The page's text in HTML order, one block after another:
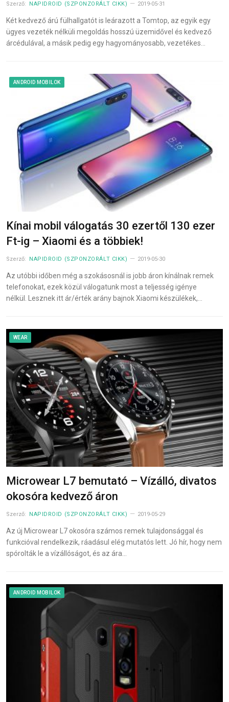
Szerző: NAPIDROID (SZPONZORÁLT CIKK) 2019-05-31
Két kedvező árú fülhallgatót is leárazott a Tomtop, az egyik egy
ügyes vezeték nélküli megoldás hosszú üzemidővel és kedvező
árcédulával, a másik pedig egy hagyományosabb, vezetékes…
ANDROID MOBILOK
Kínai mobil válogatás 30 ezertől 130 ezer
Ft-ig – Xiaomi és a többiek!
Szerző: NAPIDROID (SZPONZORÁLT CIKK) 2019-05-30
Az utóbbi időben még a szokásosnál is jobb áron kínálnak remek
telefonokat, ezek közül válogatunk most a teljesség igénye
nélkül. Lesznek itt ár/érték arány bajnok Xiaomi készülékek,…
WEAR
Microwear L7 bemutató – Vízálló, divatos
okosóra kedvező áron
Szerző: NAPIDROID (SZPONZORÁLT CIKK) 2019-05-29
Az új Microwear L7 okosóra számos remek tulajdonsággal és
funkcióval rendelkezik, ráadásul elég mutatós lett. Jó hír, hogy nem
spórolták le a vízállóságot, és az ára…
ANDROID MOBILOK